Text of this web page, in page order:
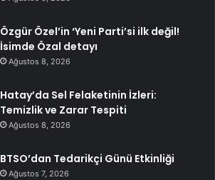
Özgür Özel’in ‘Yeni Parti’si ilk değil!
İsimde Özal detayı
Ağustos 8, 2026
Hatay’da Sel Felaketinin İzleri:
Temizlik ve Zarar Tespiti
Ağustos 8, 2026
BTSO’dan Tedarikçi Günü Etkinliği
Ağustos 7, 2026